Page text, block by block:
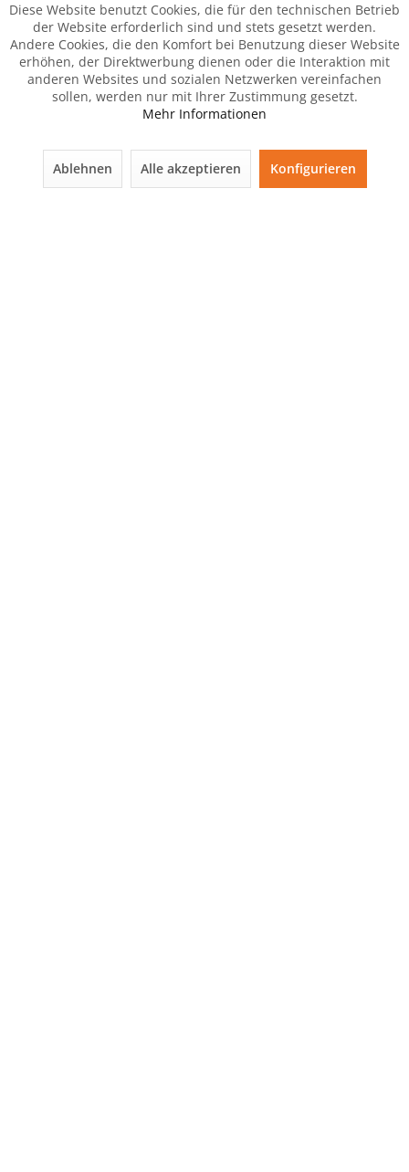
Diese Website benutzt Cookies, die für den technischen Betrieb
der Website erforderlich sind und stets gesetzt werden.
Andere Cookies, die den Komfort bei Benutzung dieser Website
erhöhen, der Direktwerbung dienen oder die Interaktion mit
anderen Websites und sozialen Netzwerken vereinfachen
sollen, werden nur mit Ihrer Zustimmung gesetzt.
Mehr Informationen
Ablehnen Alle akzeptieren Konfigurieren